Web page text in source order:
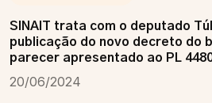
SINAIT trata com o deputado
publicação do novo decreto do
parecer apresentado ao PL
20/06/2024